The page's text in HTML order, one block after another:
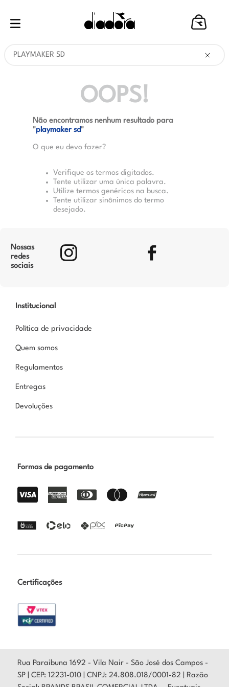
OOPS!
Não encontramos nenhum resultado para
"playmaker sd"
O que eu devo fazer?
Verifique os termos digitados.
Tente utilizar uma única palavra.
Utilize termos genéricos na busca.
Tente utilizar sinônimos do termo
desejado.
Nossas
redes
sociais
Institucional
Política de privacidade
Quem somos
Regulamentos
Entregas
Devoluções
Formas de pagamento
Certificações
Rua Paraibuna 1692 - Vila Nair - São José dos Campos -
SP | CEP: 12231-010 | CNPJ: 24.808.018/0001-82 | Razão